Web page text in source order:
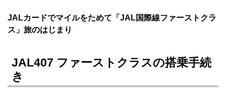
JALカードでマイルをためて「JAL国際線ファーストクラ
ス」旅のはじまり
JAL407 ファーストクラスの搭乗手続
き